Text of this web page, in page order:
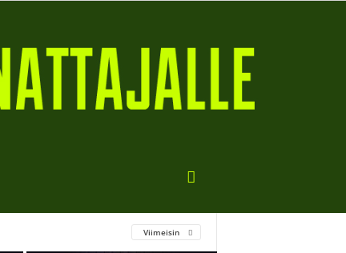
Viimeisin